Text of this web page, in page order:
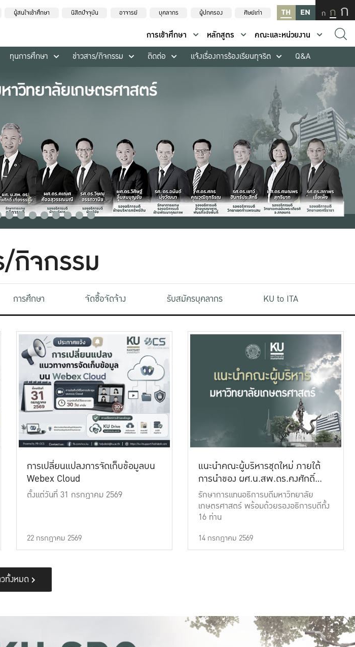
ผู้สนใจเข้าศึกษา นิสิตปัจจุบัน อาจารย์ บุคลากร ผู้ปกครอง ศิษย์เก่า TH EN ก ก ก
การเข้าศึกษา หลักสูตร
คณะและหน่วยงาน
ทุนการศึกษา ข่าวสาร/กิจกรรม ติดต่อ แจ้งเรื่องการร้องเรียนทุจริต Q&A
/กิจกรรม
การศึกษา จัดซื้อจัดจ้าง รับสมัครบุคลากร KU to ITA
การเปลี่ยนแปลงการจัดเก็บข้อมูลบน
Webex Cloud
ตั้งแต่วันที่ 31 กรกฎาคม 2569
22 กรกฎาคม 2569
แนะนำคณะผู้บริหารชุดใหม่ ภายใต้
การนำของ ผศ.น.สพ.ดร.คงศักดิ์
เที่ยงธรรม
รักษาการแทนอธิการบดีมหาวิทยาลัย
เกษตรศาสตร์ พร้อมด้วยรองอธิการบดีทั้ง
16 ท่าน
14 กรกฎาคม 2569
ทั้งหมด